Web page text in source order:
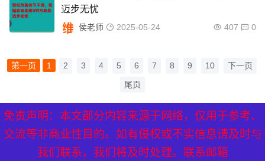
迈步无忧
侯老师 2025-05-24 407 0
第一页 1 2 3 4 5 6 7 8 9 10
下一页
尾页
免责声明：本文部分内容来源于网络，仅用于参考、
交流等非商业性目的。如有侵权或不实信息请及时与
我们联系，我们将及时处理。联系邮箱